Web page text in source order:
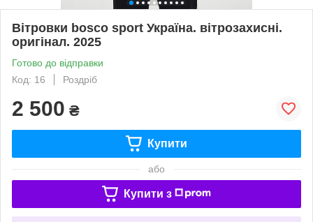
Вітровки bosco sport Україна. вітрозахисні.
оригінал. 2025
Готово до відправки
Код: 16
Роздріб
2 500 ₴
Купити
або
Купити з